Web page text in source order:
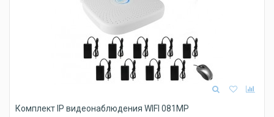
Комплект IP видеонаблюдения WIFI 081MP